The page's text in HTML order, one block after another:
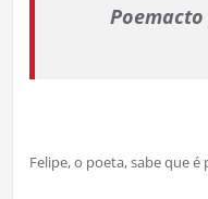
Felipe, o poeta, sabe que é